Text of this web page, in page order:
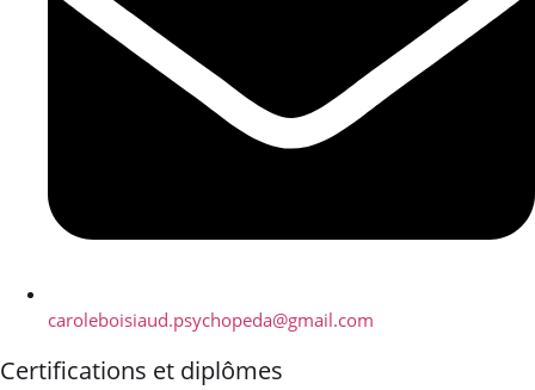
caroleboisiaud.psychopeda@gmail.com
Certifications et diplômes